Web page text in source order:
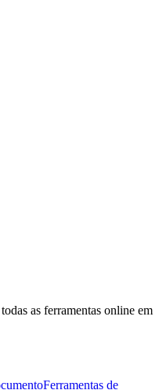
as ferramentas online em
Ferramentas de